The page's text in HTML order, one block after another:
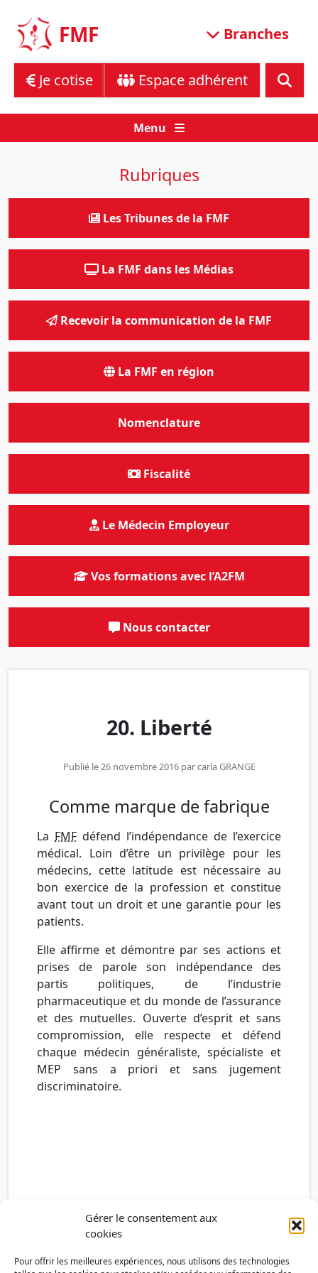
Gérer le consentement aux
cookies
Pour offrir les meilleures expériences, nous utilisons des technologies
content
FMF Branches
Je cotise Espace adhérent
Menu
20. Liberté
Publié le 26 novembre 2016 parcarla GRANGE
Comme marque de fabrique
La FMF défend l’indépendance de l’exercice
médical. Loin d’être un privilège pour les
médecins, cette latitude est nécessaire au
bon exercice de la profession et constitue
avant tout un droit et une garantie pour les
patients.
Elle affirme et démontre par ses actions et
prises de parole son indépendance des
partis politiques, de l’industrie
pharmaceutique et du monde de l’assurance
et des mutuelles. Ouverte d’esprit et sans
compromission, elle respecte et défend
chaque médecin généraliste, spécialiste et
MEP sans a priori et sans jugement
discriminatoire.
Rubriques
Les Tribunes de la FMF
La FMF dans les Médias
Recevoir la communication de la FMF
La FMF en région
Nomenclature
Fiscalité
Le Médecin Employeur
Vos formations avec l’A2FM
Nous contacter